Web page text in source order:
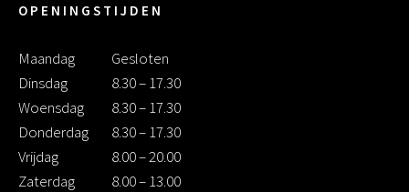
OPENINGSTIJDEN
Maandag
Gesloten
Dinsdag
8.30 – 17.30
Woensdag
8.30 – 17.30
Donderdag
8.30 – 17.30
Vrijdag
8.00 – 20.00
Zaterdag
8.00 – 13.00